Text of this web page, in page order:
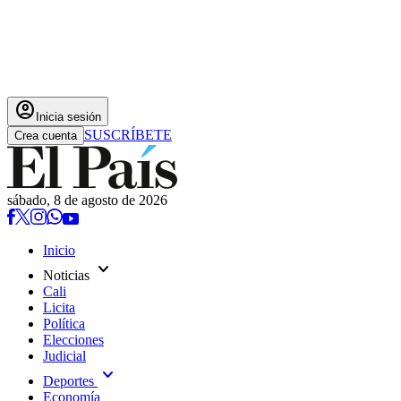
account_circle Inicia sesión
Crea cuenta SUSCRÍBETE
sábado, 8 de agosto de 2026
Inicio
Noticias expand_more
Cali
Licita
Política
Elecciones
Judicial
Deportes expand_more
Economía